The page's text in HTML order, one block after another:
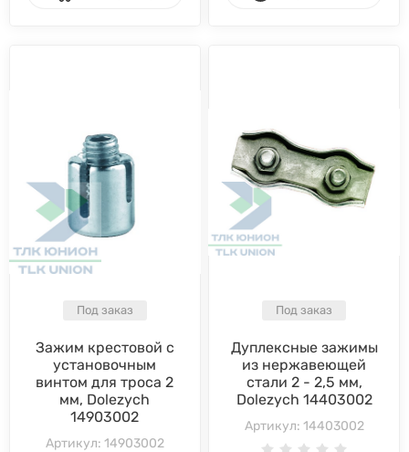
Под заказ
Зажим крестовой с
установочным
винтом для троса 2
мм, Dolezych
14903002
Артикул: 14903002
Под заказ
Дуплексные зажимы
из нержавеющей
стали 2 - 2,5 мм,
Dolezych 14403002
Артикул: 14403002